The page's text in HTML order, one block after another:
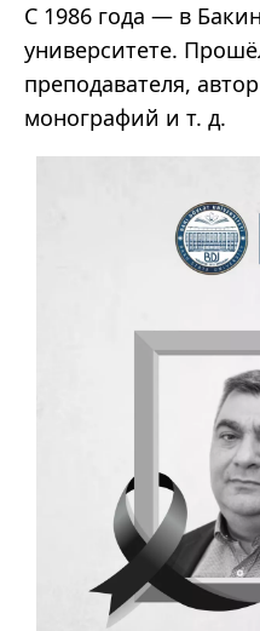
С 1986 года — в
университете.
преподавателя,
монографий и т. д.